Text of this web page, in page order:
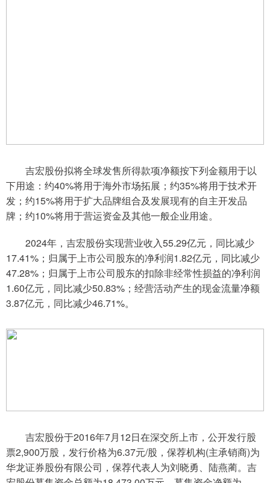
吉宏股份拟将全球发售所得款项净额按下列金额用于以
下用途：约40%将用于海外市场拓展；约35%将用于技术开
发；约15%将用于扩大品牌组合及发展现有的自主开发品
牌；约10%将用于营运资金及其他一般企业用途。
2024年，吉宏股份实现营业收入55.29亿元，同比减少
17.41%；归属于上市公司股东的净利润1.82亿元，同比减少
47.28%；归属于上市公司股东的扣除非经常性损益的净利润
1.60亿元，同比减少50.83%；经营活动产生的现金流量净额
3.87亿元，同比减少46.71%。
吉宏股份于2016年7月12日在深交所上市，公开发行股
票2,900万股，发行价格为6.37元/股，保荐机构(主承销商)为
华龙证券股份有限公司，保荐代表人为刘晓勇、陆燕蔺。吉